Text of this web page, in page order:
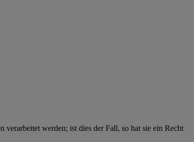
verarbeitet werden; ist dies der Fall, so hat sie ein Recht